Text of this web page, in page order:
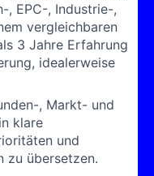
, EPC-, Industrie-,
vergleichbaren
3 Jahre Erfahrung
idealerweise
, Markt- und
klare
und
zu übersetzen.